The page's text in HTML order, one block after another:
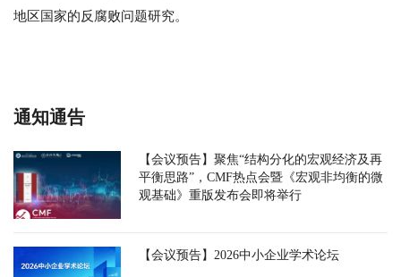
地区国家的反腐败问题研究。
通知通告
【会议预告】聚焦“结构分化的宏观经济及再
平衡思路”，CMF热点会暨《宏观非均衡的微
观基础》重版发布会即将举行
【会议预告】2026中小企业学术论坛